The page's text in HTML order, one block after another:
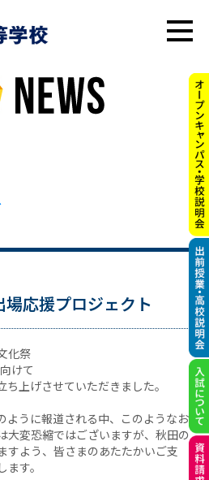
応援プロジェクト
化祭
けて
上げさせていただきました。
ように報道される中、このようなお
大変恐縮ではございますが、秋田の
すよう、皆さまのあたたかいご支
す。